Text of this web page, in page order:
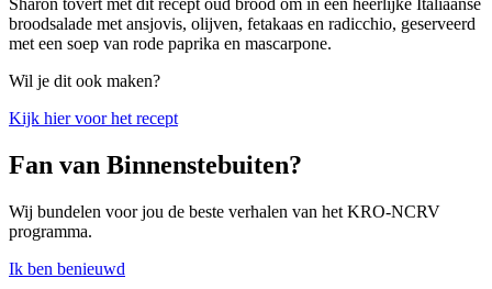
Sharon tovert met dit recept oud brood om in een heerlijke Italiaanse
broodsalade met ansjovis, olijven, fetakaas en radicchio, geserveerd
met een soep van rode paprika en mascarpone.
Wil je dit ook maken?
Kijk hier voor het recept
Fan van Binnenstebuiten?
Wij bundelen voor jou de beste verhalen van het KRO-NCRV
programma.
Ik ben benieuwd